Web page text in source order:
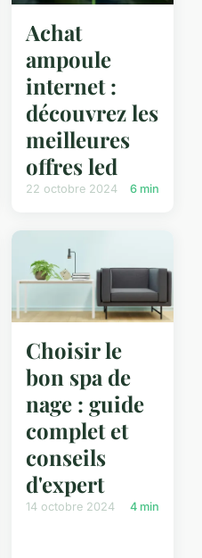
Achat
ampoule
internet :
découvrez les
meilleures
offres led
22 octobre 2024 6 min
Choisir le
bon spa de
nage : guide
complet et
conseils
d'expert
14 octobre 2024 4 min